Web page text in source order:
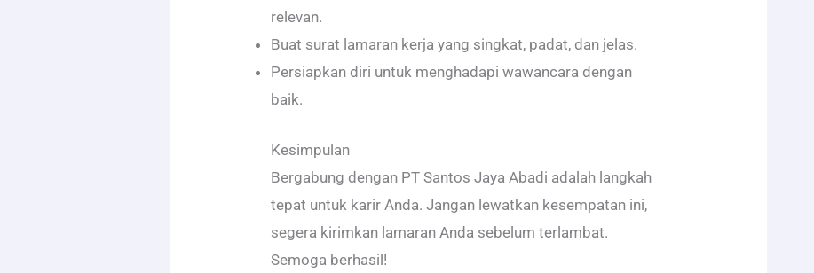
relevan.
Buat surat lamaran kerja yang singkat, padat, dan jelas.
Persiapkan diri untuk menghadapi wawancara dengan
baik.
Kesimpulan
Bergabung dengan PT Santos Jaya Abadi adalah langkah
tepat untuk karir Anda. Jangan lewatkan kesempatan ini,
segera kirimkan lamaran Anda sebelum terlambat.
Semoga berhasil!